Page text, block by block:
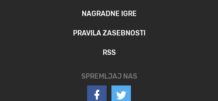
NAGRADNE IGRE
PRAVILA ZASEBNOSTI
RSS
SPREMLJAJ NAS